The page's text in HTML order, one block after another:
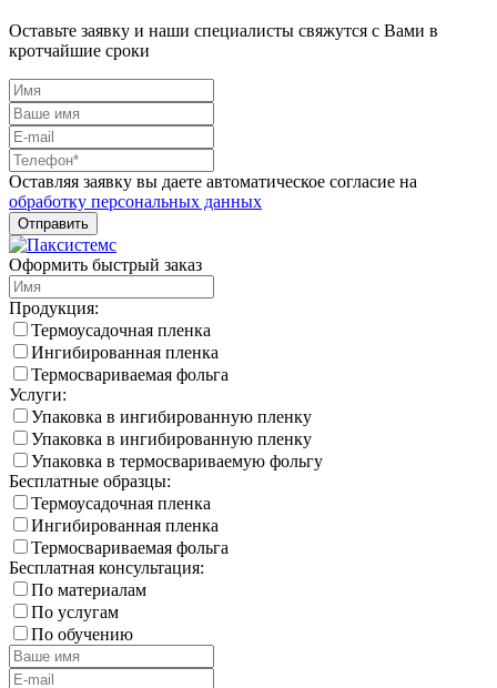
Оставьте заявку и наши специалисты свяжутся с Вами в
кротчайшие сроки
Оставляя заявку вы даете автоматическое согласие на
обработку персональных данных
Оформить быстрый заказ
Продукция:
Термоусадочная пленка
Ингибированная пленка
Термосвариваемая фольга
Услуги:
Упаковка в ингибированную пленку
Упаковка в ингибированную пленку
Упаковка в термосвариваемую фольгу
Бесплатные образцы:
Термоусадочная пленка
Ингибированная пленка
Термосвариваемая фольга
Бесплатная консультация:
По материалам
По услугам
По обучению